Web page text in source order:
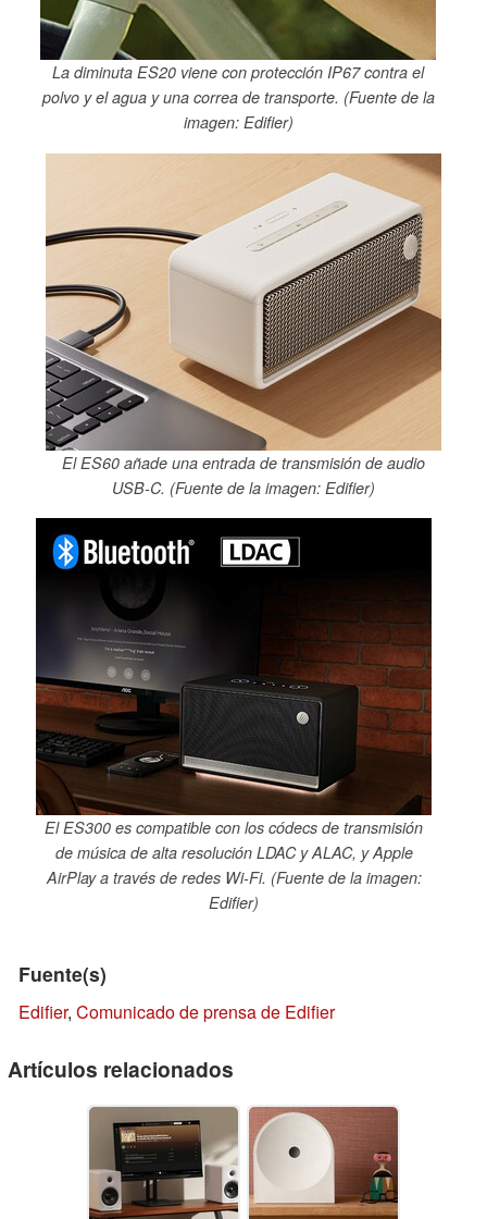
La diminuta ES20 viene con protección IP67 contra el
polvo y el agua y una correa de transporte. (Fuente de la
imagen: Edifier)
El ES60 añade una entrada de transmisión de audio
USB-C. (Fuente de la imagen: Edifier)
El ES300 es compatible con los códecs de transmisión
de música de alta resolución LDAC y ALAC, y Apple
AirPlay a través de redes Wi-Fi. (Fuente de la imagen:
Edifier)
Fuente(s)
Edifier, Comunicado de prensa de Edifier
Artículos relacionados